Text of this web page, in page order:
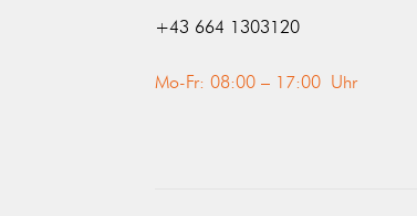
‭+43 664 1303120‬
Mo-Fr: 08:00 – 17:00 Uhr